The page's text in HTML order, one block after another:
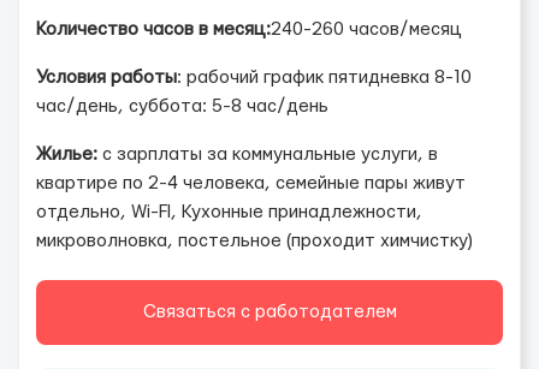
Количество часов в месяц:240-260 часов/месяц
Условия работы: рабочий график пятидневка 8-10
час/день, суббота: 5-8 час/день
Жилье: с зарплаты за коммунальные услуги, в
квартире по 2-4 человека, семейные пары живут
отдельно, Wi-FI, Кухонные принадлежности,
микроволновка, постельное (проходит химчистку)
Связаться с работодателем